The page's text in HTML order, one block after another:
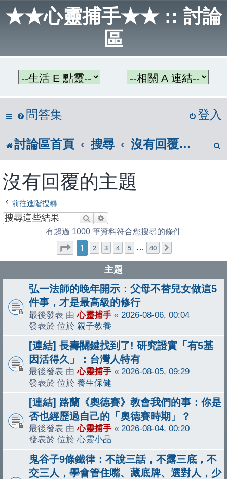
★★心靈捕手★★ :: 討論
區
問答集 登入
討論區首頁 搜尋 沒有回覆的主題
沒有回覆的主題
前往進階搜尋
搜尋
有超過 1000 筆資料符合您搜尋的條件
第 1頁 (共 40 頁)
1 2 3 4 5 … 40
主題
弘一法師的晚年開示：父母不替兒女做這5
件事，才是最高級的修行
最後發表 由心靈捕手 « 2026-08-06, 00:04
發表於 位於 親子教養
[連結] 長壽關鍵找到了! 研究證實「有5基
因活得久」：台灣人特有
最後發表 由心靈捕手 « 2026-08-05, 09:29
發表於 位於 養生保健
[連結] 路蘭《奧德賽》教會我們的事：你是
否也經歷過自己的「奧德賽時期」？
最後發表 由心靈捕手 « 2026-08-04, 00:20
發表於 位於心靈小品
鬼谷子9條鐵律：不說三話，不露三底，不
交三人，學會管住嘴、藏底牌、選對人，少